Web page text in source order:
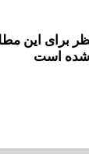
برای این
شده است